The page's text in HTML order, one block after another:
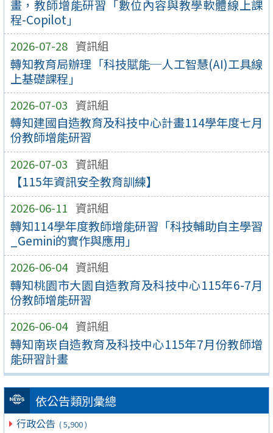
畫，教師增能研習「數位內容與教學軟體線上課
程-Copilot」
2026-07-28 資訊組
轉知教育局辦理「科技賦能─人工智慧(AI)工具線
上基礎課程」
2026-07-03 資訊組
轉知建國自造教育及科技中心計畫114學年度七月
份教師增能研習
2026-07-03 資訊組
【115年資訊安全教育訓練】
2026-06-11 資訊組
轉知114學年度教師增能研習「科技輔助自主學習
_Gemini的實作與應用」
2026-06-04 資訊組
轉知桃園市大園自造教育及科技中心115年6-7月
份教師增能研習
2026-06-04 資訊組
轉知南崁自造教育及科技中心115年7月份教師增
能研習計畫
依公告類別彙總
行政公告 ( 5,900 )